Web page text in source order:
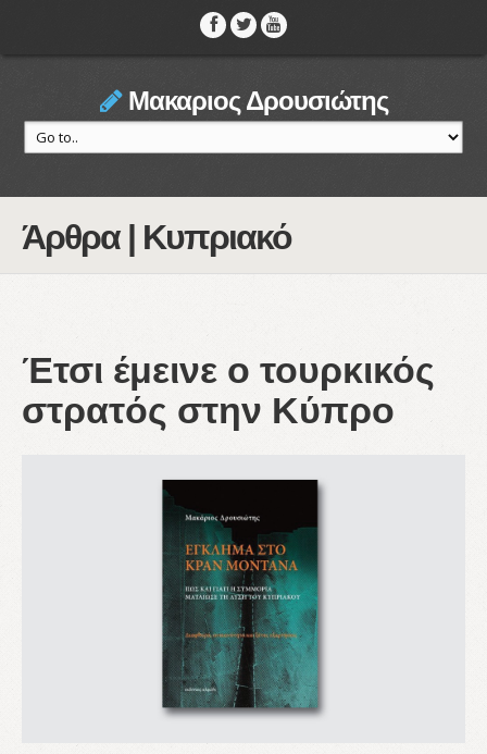
Μακαριος Δρουσιώτης
Άρθρα | Κυπριακό
Έτσι έμεινε ο τουρκικός
στρατός στην Κύπρο